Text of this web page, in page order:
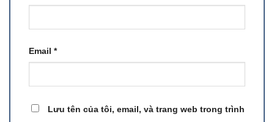
Email *
Lưu tên của tôi, email, và trang web trong trình